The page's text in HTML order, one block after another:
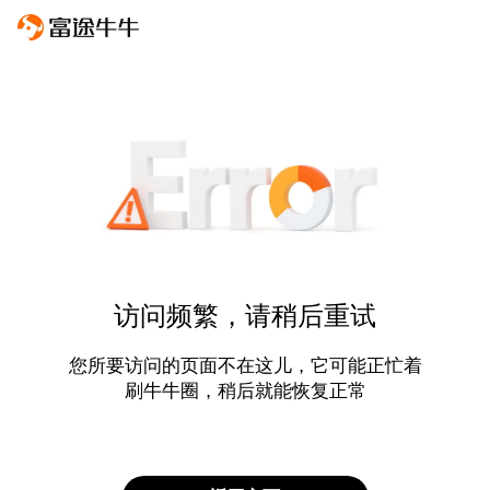
访问频繁，请稍后重试
您所要访问的页面不在这儿，它可能正忙着
刷牛牛圈，稍后就能恢复正常